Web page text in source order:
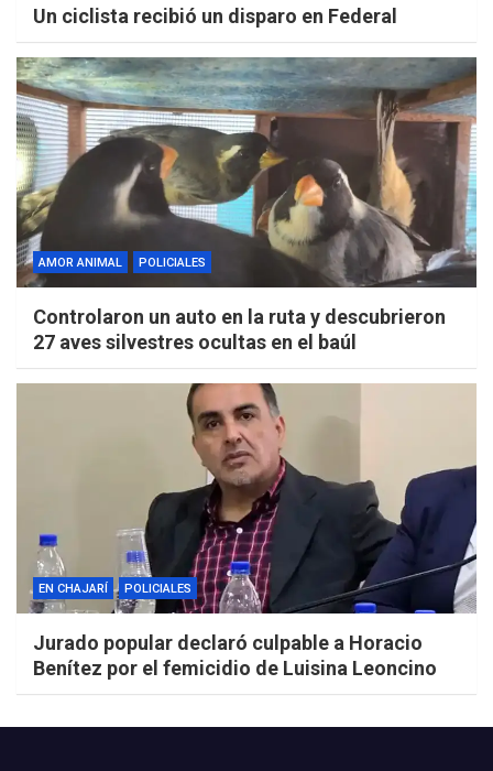
Un ciclista recibió un disparo en Federal
AMOR ANIMAL POLICIALES
Controlaron un auto en la ruta y descubrieron
27 aves silvestres ocultas en el baúl
EN CHAJARÍ POLICIALES
Jurado popular declaró culpable a Horacio
Benítez por el femicidio de Luisina Leoncino